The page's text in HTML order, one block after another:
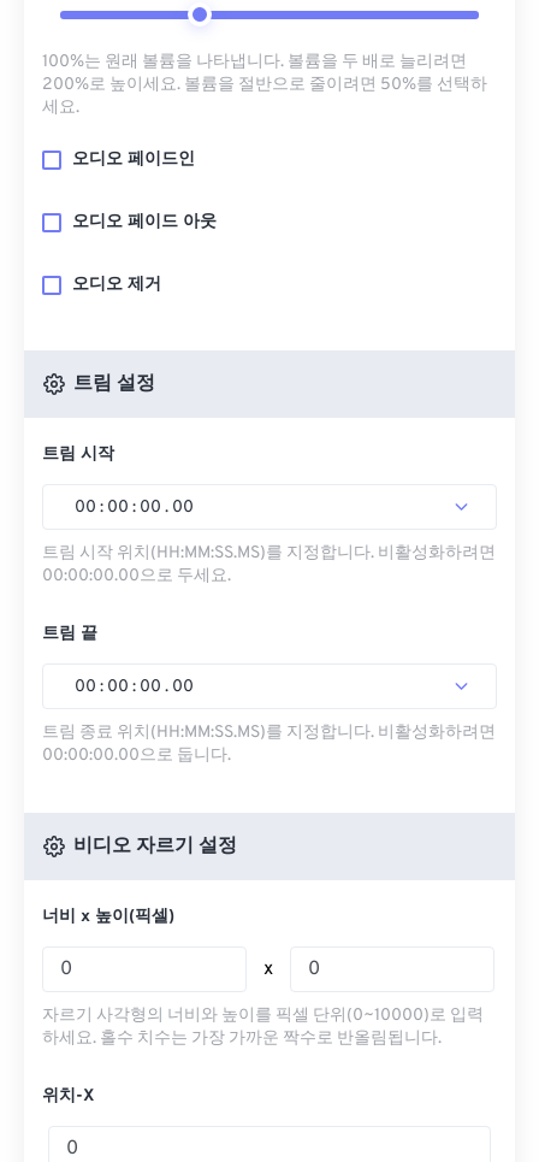
100%는 원래 볼륨을 나타냅니다. 볼륨을 두 배로 늘리려면
200%로 높이세요. 볼륨을 절반으로 줄이려면 50%를 선택하
세요.
오디오 페이드인
오디오 페이드 아웃
오디오 제거
트림 설정
트림 시작
00 : 00 : 00 . 00
트림 시작 위치(HH:MM:SS.MS)를 지정합니다. 비활성화하려면
00:00:00.00으로 두세요.
트림 끝
00 : 00 : 00 . 00
트림 종료 위치(HH:MM:SS.MS)를 지정합니다. 비활성화하려면
00:00:00.00으로 둡니다.
비디오 자르기 설정
너비 x 높이(픽셀)
x
자르기 사각형의 너비와 높이를 픽셀 단위(0~10000)로 입력
하세요. 홀수 치수는 가장 가까운 짝수로 반올림됩니다.
위치-X